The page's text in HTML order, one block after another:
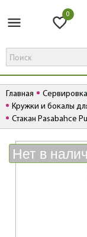
0
Главная Сервировка
Кружки и бокалы
Стакан Pasabahce
Нет в